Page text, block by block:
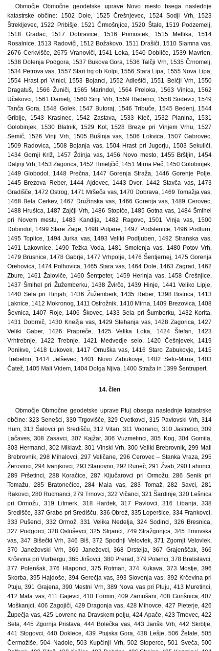
Območje Območne geodetske uprave Novo mesto bsega naslednje
katastrske občine: 1502 Dole, 1525 Črešnjevec, 1524 Sodji Vrh, 1523
Štrekljevec, 1522 Pribišje, 1521 Črmošnjice, 1520 Štale, 1519 Podzemelj,
1518 Gradac, 1517 Dobravice, 1516 Primostek, 1515 Metlika, 1514
Rosalnice, 1513 Radoviči, 1512 Božakovo, 1511 Drašiči, 1510 Slamna vas,
2676 Cerkvišče, 2675 Vranoviči, 1541 Loka, 1540 Dobliče, 1539 Mavrlen,
1538 Dolenja Podgora, 1537 Bukova Gora, 1536 Talčji Vrh, 1535 Črnomelj,
1534 Petrova vas, 1557 Stari trg ob Kolpi, 1556 Stara Lipa, 1555 Nova Lipa,
1554 Hrast pri Vinici, 1553 Bojanci, 1552 Adlešiči, 1551 Belčji Vrh, 1550
Dragatuš, 1566 Žuniči, 1565 Marindol, 1564 Preloka, 1563 Vinica, 1562
Učakovci, 1561 Damelj, 1560 Sinji Vrh, 1559 Radenci, 1558 Sodevci, 1549
Tanča Gora, 1548 Golek, 1547 Butoraj, 1546 Tribuče, 1545 Bedenj, 1544
Griblje, 1543 Krasinec, 1542 Zastava, 1533 Kleč, 1532 Planina, 1531
Golobinjek, 1530 Blatnik, 1529 Kot, 1528 Brezje pri Vinjem Vrhu, 1527
Semič, 1526 Vinji Vrh, 1505 Bušinja vas, 1506 Lokvica, 1507 Gabrovec,
1509 Radovica, 1508 Bojanja vas, 1504 Hrast pri Jugorju, 1503 Sekuliči,
1434 Gornji Križ, 1457 Ždinja vas, 1456 Novo mesto, 1455 Bršljin, 1454
Daljnji Vrh, 1453 Zagorica, 1452 Hmeljčič, 1451 Mirna Peč, 1450 Golobinjek,
1449 Globodol, 1448 Prečna, 1447 Gorenja Straža, 1446 Gorenje Polje,
1445 Brezova Reber, 1444 Ajdovec, 1443 Dvor, 1442 Stavča vas, 1473
Gradišče, 1472 Ostrog, 1471 Mršeča vas, 1470 Dobrava, 1469 Tomažja vas,
1468 Bela Cerkev, 1467 Družinska vas, 1466 Gorenja vas, 1489 Cerovec,
1488 Hrušica, 1487 Zajčji Vrh, 1486 Stopiče, 1485 Gotna vas, 1484 Šmihel
pri Novem mestu, 1483 Kandija, 1482 Ragovo, 1501 Vinja vas, 1500
Dobindol, 1499 Stare Žage, 1498 Poljane, 1497 Podstenice, 1496 Podturn,
1495 Toplice, 1494 Jurka vas, 1493 Veliki Podljuben, 1492 Stranska vas,
1491 Lakovnice, 1490 Težka Voda, 1481 Smolenja vas, 1480 Potov Vrh,
1479 Brusnice, 1478 Gabrje, 1477 Vrhpolje, 1476 Šentjernej, 1475 Gorenja
Orehovica, 1474 Polhovica, 1465 Stara vas, 1464 Dole, 1463 Zagrad, 1462
Zbure, 1461 Žaloviče, 1460 Šentpeter, 1459 Herinja vas, 1458 Črešnjice,
1437 Šmihel pri Žužemberku, 1438 Žvirče, 1439 Hinje, 1441 Veliko Lipje,
1440 Sela pri Hinjah, 1436 Žužemberk, 1435 Reber, 1398 Bistrica, 1413
Laknice, 1412 Mokronog, 1411 Ostrožnik, 1410 Mirna, 1409 Brezovica, 1408
Ševnica, 1407 Roje, 1406 Škovec, 1433 Sela pri Šumberku, 1432 Korita,
1431 Dobrnič, 1430 Knežja vas, 1429 Stehanja vas, 1428 Zagorica, 1427
Veliki Gaber, 1426 Prapreče, 1425 Velika Loka, 1424 Štefan, 1423
Vrhtrebnje, 1422 Trebnje, 1421 Medvedje selo, 1420 Češnjevek, 1419
Ponikve, 1418 Lukovek, 1417 Ornuška vas, 1416 Staro Zabukovje, 1415
Trebelno, 1414 Jelševec, 1401 Novo Zabukovje, 1402 Selo-Mirna, 1403
Čatež, 1405 Mali Videm, 1404 Dolga Njiva, 1400 Straža in 1399 Šentrupert.
14. člen
Območje Območne geodetske uprave Ptuj obsega naslednje katastrske
občine: 323 Senešci, 330 Trgovišče, 329 Cvetkovci, 315 Pavlovski Vrh, 314
Hum, 313 Šalovci pri Središču, 312 Vitan, 311 Vodranci, 310 Jastrebci, 309
Lačaves, 308 Zasavci, 307 Kajžar, 306 Vuzmetinci, 305 Kog, 304 Gomila,
303 Hermanci, 302 Miklavž, 301 Vinski Vrh, 300 Veliki Brebrovnik, 299 Mali
Brebrovnik, 298 Mihalovci, 297 Veličane, 296 Cerovec – Stanka Vraza, 295
Žerovinci, 294 Ivanjkovci, 293 Stanovno, 292 Runeč, 291 Žvab, 290 Lahonci,
289 Pršetinci, 288 Koračice, 287 Ključarovci pri Ormožu, 286 Senik pri
Tomažu, 285 Bratonečice, 284 Mala vas, 283 Tomaž, 282 Savci, 281
Rakovci, 280 Rucmanci, 279 Trnovci, 322 Vičanci, 321 Šardinje, 320 Lešnica
pri Ormožu, 319 Litmerk, 318 Hardek, 317 Pavlovci, 316 Libanja, 338
Središče, 337 Grabe pri Središču, 336 Obrež, 335 Loperšice, 334 Frankovci,
333 Pušenci, 332 Ormož, 331 Velika Nedelja, 324 Sodinci, 326 Bresnica,
327 Podgorci, 328 Osluševci, 325 Strjanci, 749 Stražgonjca, 345 Trnovska
vas, 347 Bišečki Vrh, 346 Biš, 372 Spodnji Velovlek, 371 Zgornji Velovlek,
370 Janežovski Vrh, 369 Janežovci, 368 Drstelja, 367 Grajenščak, 366
Krčevina pri Vurbergu, 365 Jiršovci, 380 Prerad, 379 Polenci, 378 Bratislavci,
377 Polenšak, 376 Hlaponci, 375 Rotman, 374 Kukava, 373 Mostje, 396
Skorba, 395 Hajdoše, 394 Gerečja vas, 393 Slovenja vas, 392 Krčevina pri
Ptuju, 391 Grajena, 390 Mestni Vrh, 389 Nova vas pri Ptuju, 413 Muretinci,
412 Mala vas, 411 Gajevci, 410 Formin, 409 Zamušani, 408 Gorišnica, 407
Moškanjci, 406 Zagojiči, 429 Dragonja vas, 428 Mihovce, 427 Pleterje, 426
Župečja vas, 425 Lovrenc na Dravskem polju, 424 Apače, 423 Trnovec, 422
Sela, 445 Zgornja Pristava, 444 Bolečka vas, 443 Janški Vrh, 442 Skrblje,
441 Stogovci, 440 Doklece, 439 Ptujska Gora, 438 Lešje, 506 Žetale, 505
Čermožiše, 504 Nadole, 503 Kupčinji Vrh, 502 Stoperce, 501 Sveča, 500